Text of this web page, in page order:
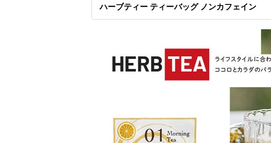
ハーブティー ティーバッグ ノンカフェイン